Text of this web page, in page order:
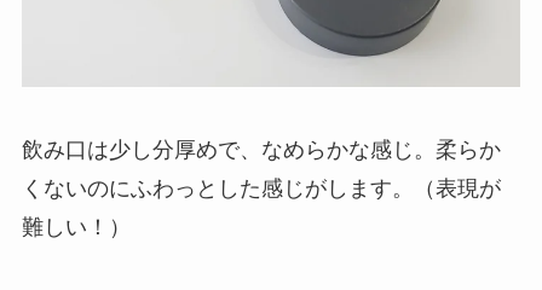
飲み口は少し分厚めで、なめらかな感じ。柔らか
くないのにふわっとした感じがします。（表現が
難しい！）